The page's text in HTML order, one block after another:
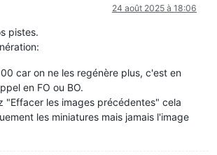
24 août 2025 à 18:06
pistes.
car on ne les regénère plus, c'est en
en FO ou BO.
"Effacer les images précédentes" cela
les miniatures mais jamais l'image